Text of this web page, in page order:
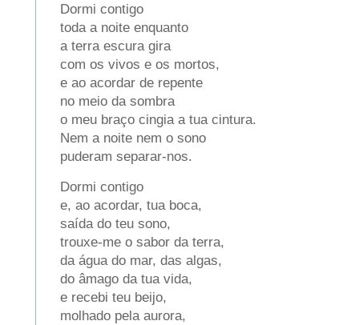
Dormi contigo
toda a noite enquanto
a terra escura gira
com os vivos e os mortos,
e ao acordar de repente
no meio da sombra
o meu braço cingia a tua cintura.
Nem a noite nem o sono
puderam separar-nos.
Dormi contigo
e, ao acordar, tua boca,
saída do teu sono,
trouxe-me o sabor da terra,
da água do mar, das algas,
do âmago da tua vida,
e recebi teu beijo,
molhado pela aurora,